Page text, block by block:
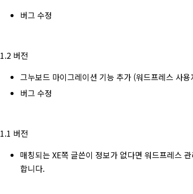
버그 수정
1.2 버전
그누보드 마이그레이션 기능 추가 (워드프레스 사
버그 수정
1.1 버전
매칭되는 XE쪽 글쓴이 정보가 없다면 워드프레스
합니다.